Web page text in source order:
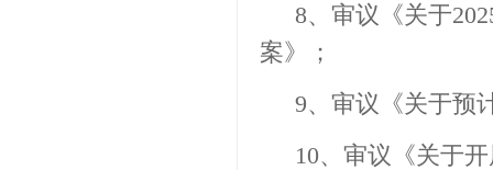
8、审议《关于202
案》；
9、审议《关于预
10、审议《关于